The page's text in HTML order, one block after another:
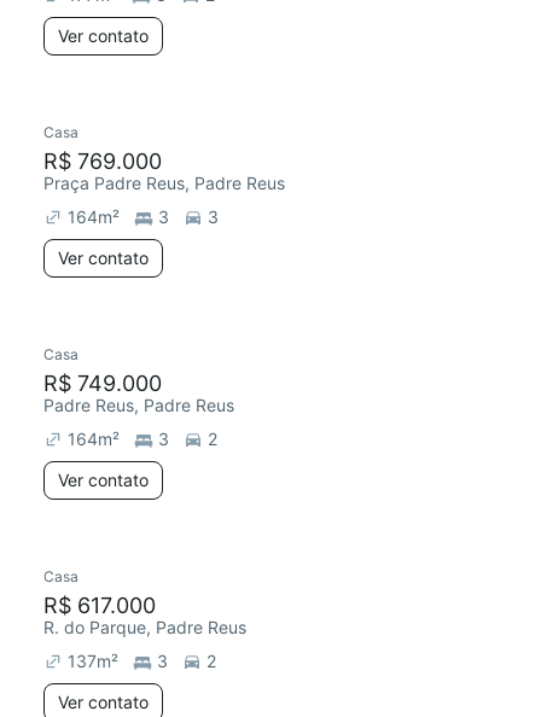
Ver contato
Casa
R$ 769.000
Praça Padre Reus, Padre Reus
164m² 3
3
Ver contato
Casa
R$ 749.000
Padre Reus, Padre Reus
164m² 3
2
Ver contato
Casa
R$ 617.000
R. do Parque, Padre Reus
137m² 3
2
Ver contato